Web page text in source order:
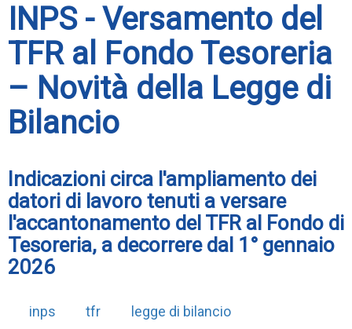
INPS - Versamento del
TFR al Fondo Tesoreria
– Novità della Legge di
Bilancio
Indicazioni circa l'ampliamento dei
datori di lavoro tenuti a versare
l'accantonamento del TFR al Fondo di
Tesoreria, a decorrere dal 1° gennaio
2026
inps tfr legge di bilancio